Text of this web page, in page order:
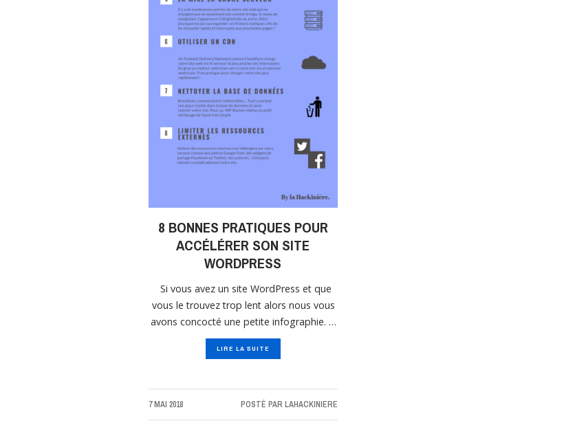
8 BONNES PRATIQUES POUR
ACCÉLÉRER SON SITE
WORDPRESS
Si vous avez un site WordPress et que
vous le trouvez trop lent alors nous vous
avons concocté une petite infographie. …
LIRE LA SUITE
7 MAI 2018 POSTÉ PAR LAHACKINIERE